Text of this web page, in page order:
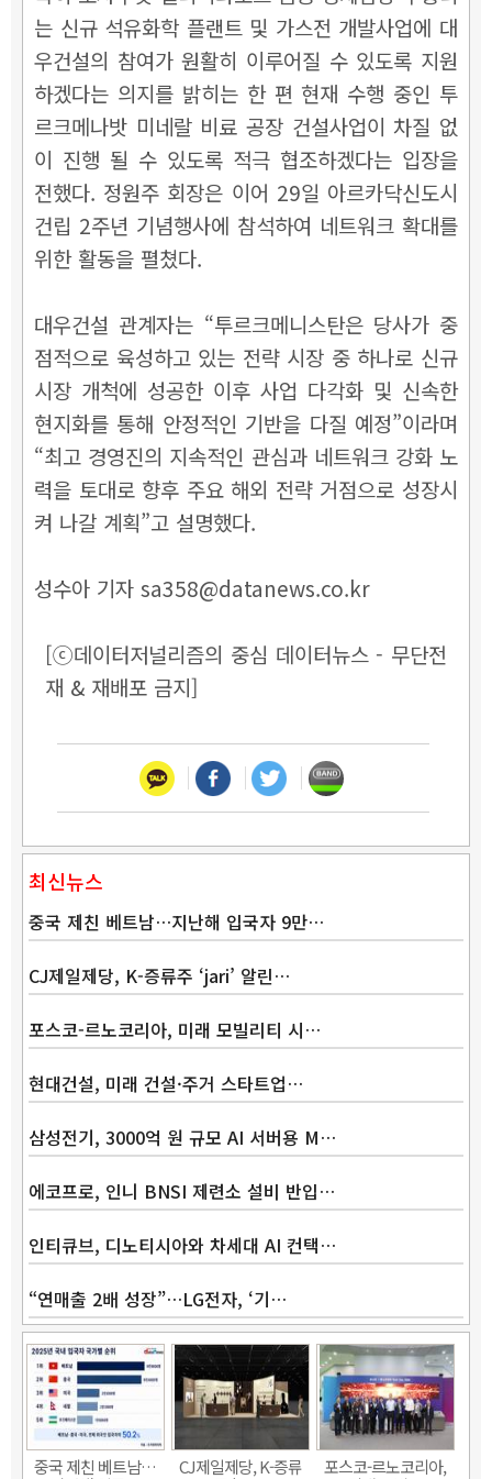
는 신규 석유화학 플랜트 및 가스전 개발사업에 대
우건설의 참여가 원활히 이루어질 수 있도록 지원
하겠다는 의지를 밝히는 한 편 현재 수행 중인 투
르크메나밧 미네랄 비료 공장 건설사업이 차질 없
이 진행 될 수 있도록 적극 협조하겠다는 입장을
전했다. 정원주 회장은 이어 29일 아르카닥신도시
건립 2주년 기념행사에 참석하여 네트워크 확대를
위한 활동을 펼쳤다.
대우건설 관계자는 “투르크메니스탄은 당사가 중
점적으로 육성하고 있는 전략 시장 중 하나로 신규
시장 개척에 성공한 이후 사업 다각화 및 신속한
현지화를 통해 안정적인 기반을 다질 예정”이라며
“최고 경영진의 지속적인 관심과 네트워크 강화 노
력을 토대로 향후 주요 해외 전략 거점으로 성장시
켜 나갈 계획”고 설명했다.
성수아 기자 sa358@datanews.co.kr
[ⓒ데이터저널리즘의 중심 데이터뉴스 - 무단전
재 & 재배포 금지]
최신뉴스
중국 제친 베트남…지난해 입국자 9만…
CJ제일제당, K-증류주 ‘jari’ 알린…
포스코-르노코리아, 미래 모빌리티 시…
현대건설, 미래 건설·주거 스타트업…
삼성전기, 3000억 원 규모 AI 서버용 M…
에코프로, 인니 BNSI 제련소 설비 반입…
인티큐브, 디노티시아와 차세대 AI 컨택…
“연매출 2배 성장”…LG전자, ‘기…
중국 제친 베트남…
CJ제일제당, K-증류
포스코-르노코리아,